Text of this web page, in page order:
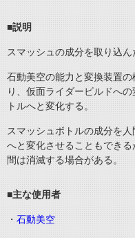
■説明
スマッシュの成分を取り込ん
石動美空の能力と変換装置
り、仮面ライダービルドへ
トルへと変化する。
スマッシュボトルの成分を
へと変化させることもでき
間は消滅する場合がある。
■主な使用者
・ 石動美空